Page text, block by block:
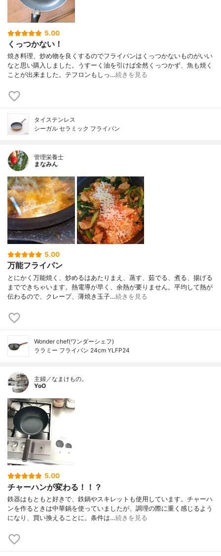
5.00
くっつかない！
焼き料理、炒め物を良くするのでフライパンはくっつかないものがいい
なと思い購入しました。うすーく油を引けば全然くっつかず、魚も焼く
ことが出来ました。テフロンもしっ…続きを見る
タイステンレス
シーガル セラミック フライパン
管理栄養士
まなみん
5.00
万能フライパン
とにかく万能焼く、炒めるはあたりまえ、蒸す、茹でる、煮る、揚げる
までできちゃいます。熱電導が早く、余熱が要りません。平均して熱が
伝わるので、クレープ、薄焼き玉子…続きを見る
Wonder chef(ワンダーシェフ)
ララミー フライパン 24cm YLFP24
主婦／なまけもの。
YoO
5.00
チャーハンが変わる！！？
鉄器はもともと好きで、鉄鍋やスキレットも使用しています。チャーハ
ンを作るときは中華鍋を使っていましたが、調理の際に重く感じるよう
になり、買い換えることに。条件は…続きを見る